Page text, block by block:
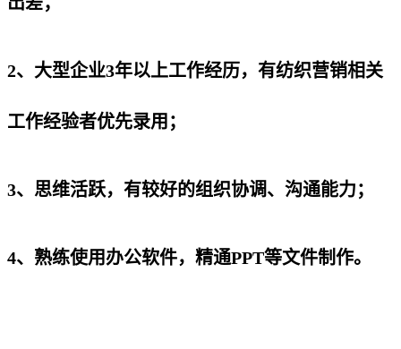
2、大型企业3年以上工作经历，有纺织营销相关
工作经验者优先录用；
3、思维活跃，有较好的组织协调、沟通能力；
4、熟练使用办公软件，精通PPT等文件制作。